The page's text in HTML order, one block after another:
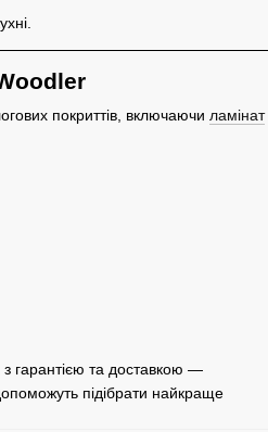
покриттів, включаючи ламінат
з гарантією та доставкою —
підібрати найкраще